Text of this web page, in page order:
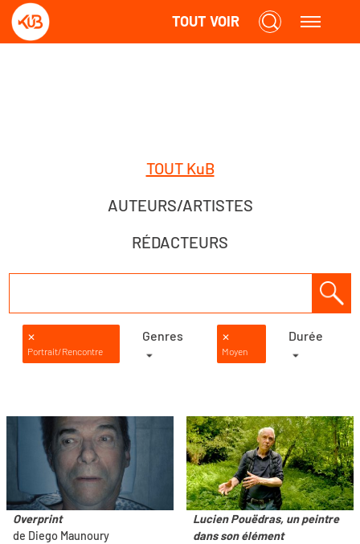
TOUT VOIR
TOUT KuB
AUTEURS/ARTISTES
RÉDACTEURS
✕
Portrait/Rencontre
Genres
✕
Moyen
Durée
Overprint
de Diego Maunoury
Lucien Pouëdras, un peintre
dans son élément